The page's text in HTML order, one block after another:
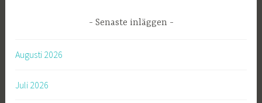
e
:
Senaste inläggen
Augusti 2026
Juli 2026